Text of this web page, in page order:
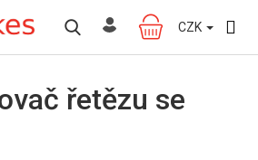
NÁKUPNÍ
KOŠÍK
CZK
řetězu se